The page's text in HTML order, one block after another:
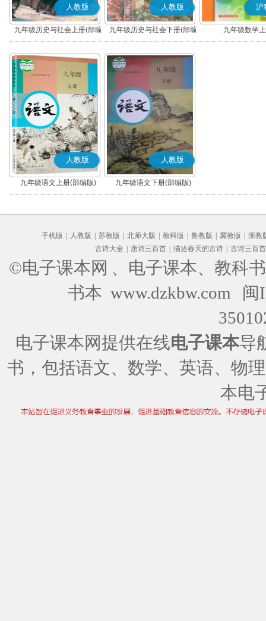
人教版
九年级历史与社会上册(部编
版)
人教版
九年级历史与社会下册(部编
版)
沪
九年级数学
人教版
九年级语文上册(部编版)
人教版
九年级语文下册(部编版)
手机版 人教版 苏教版 北师大版 教科版 鲁教版 冀教版
浙教
古诗大全
唐诗三百首 描述春天的古诗 古诗三百首
©电子课本网 、电子课本、教科
书本 www.dzkbw.com
闽
电子课本网提供在线电子课本导
书，包括语文、数学、英语、物
本电